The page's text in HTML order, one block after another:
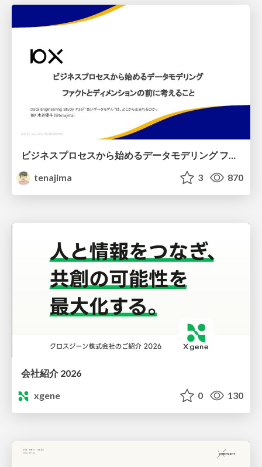
tenajima
3 870
会社紹介 2026
xgene
0 130